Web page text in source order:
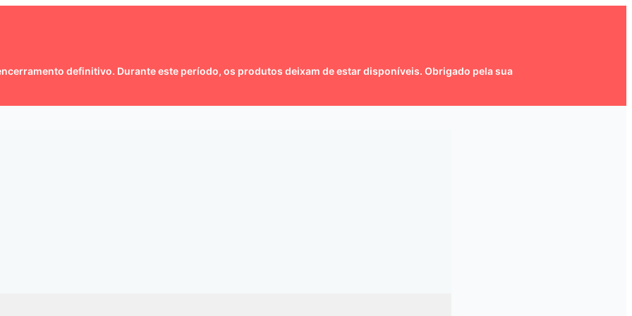
definitivo. Durante este período, os produtos deixam de estar disponíveis. Obrigado pela sua